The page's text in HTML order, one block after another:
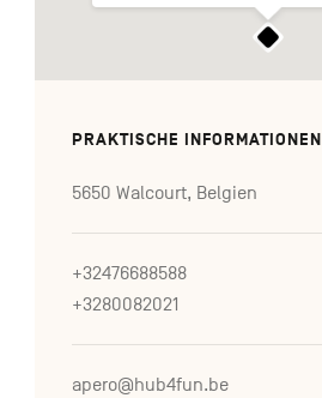
PRAKTISCHE INFORMATIONEN
5650 Walcourt, Belgien
+32476688588
+3280082021
apero@hub4fun.be